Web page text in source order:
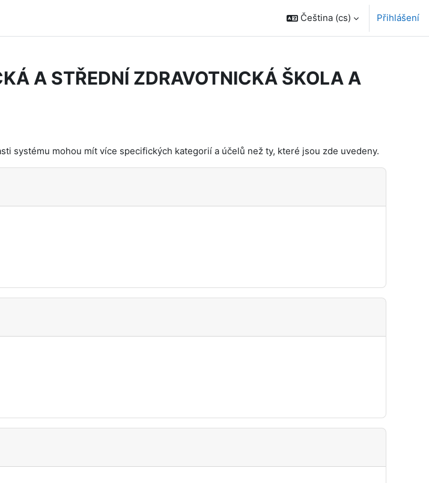
Čeština ‎(cs)‎ Přihlášení
A STŘEDNÍ ZDRAVOTNICKÁ ŠKOLA A
systému mohou mít více specifických kategorií a účelů než ty, které jsou zde uvedeny.